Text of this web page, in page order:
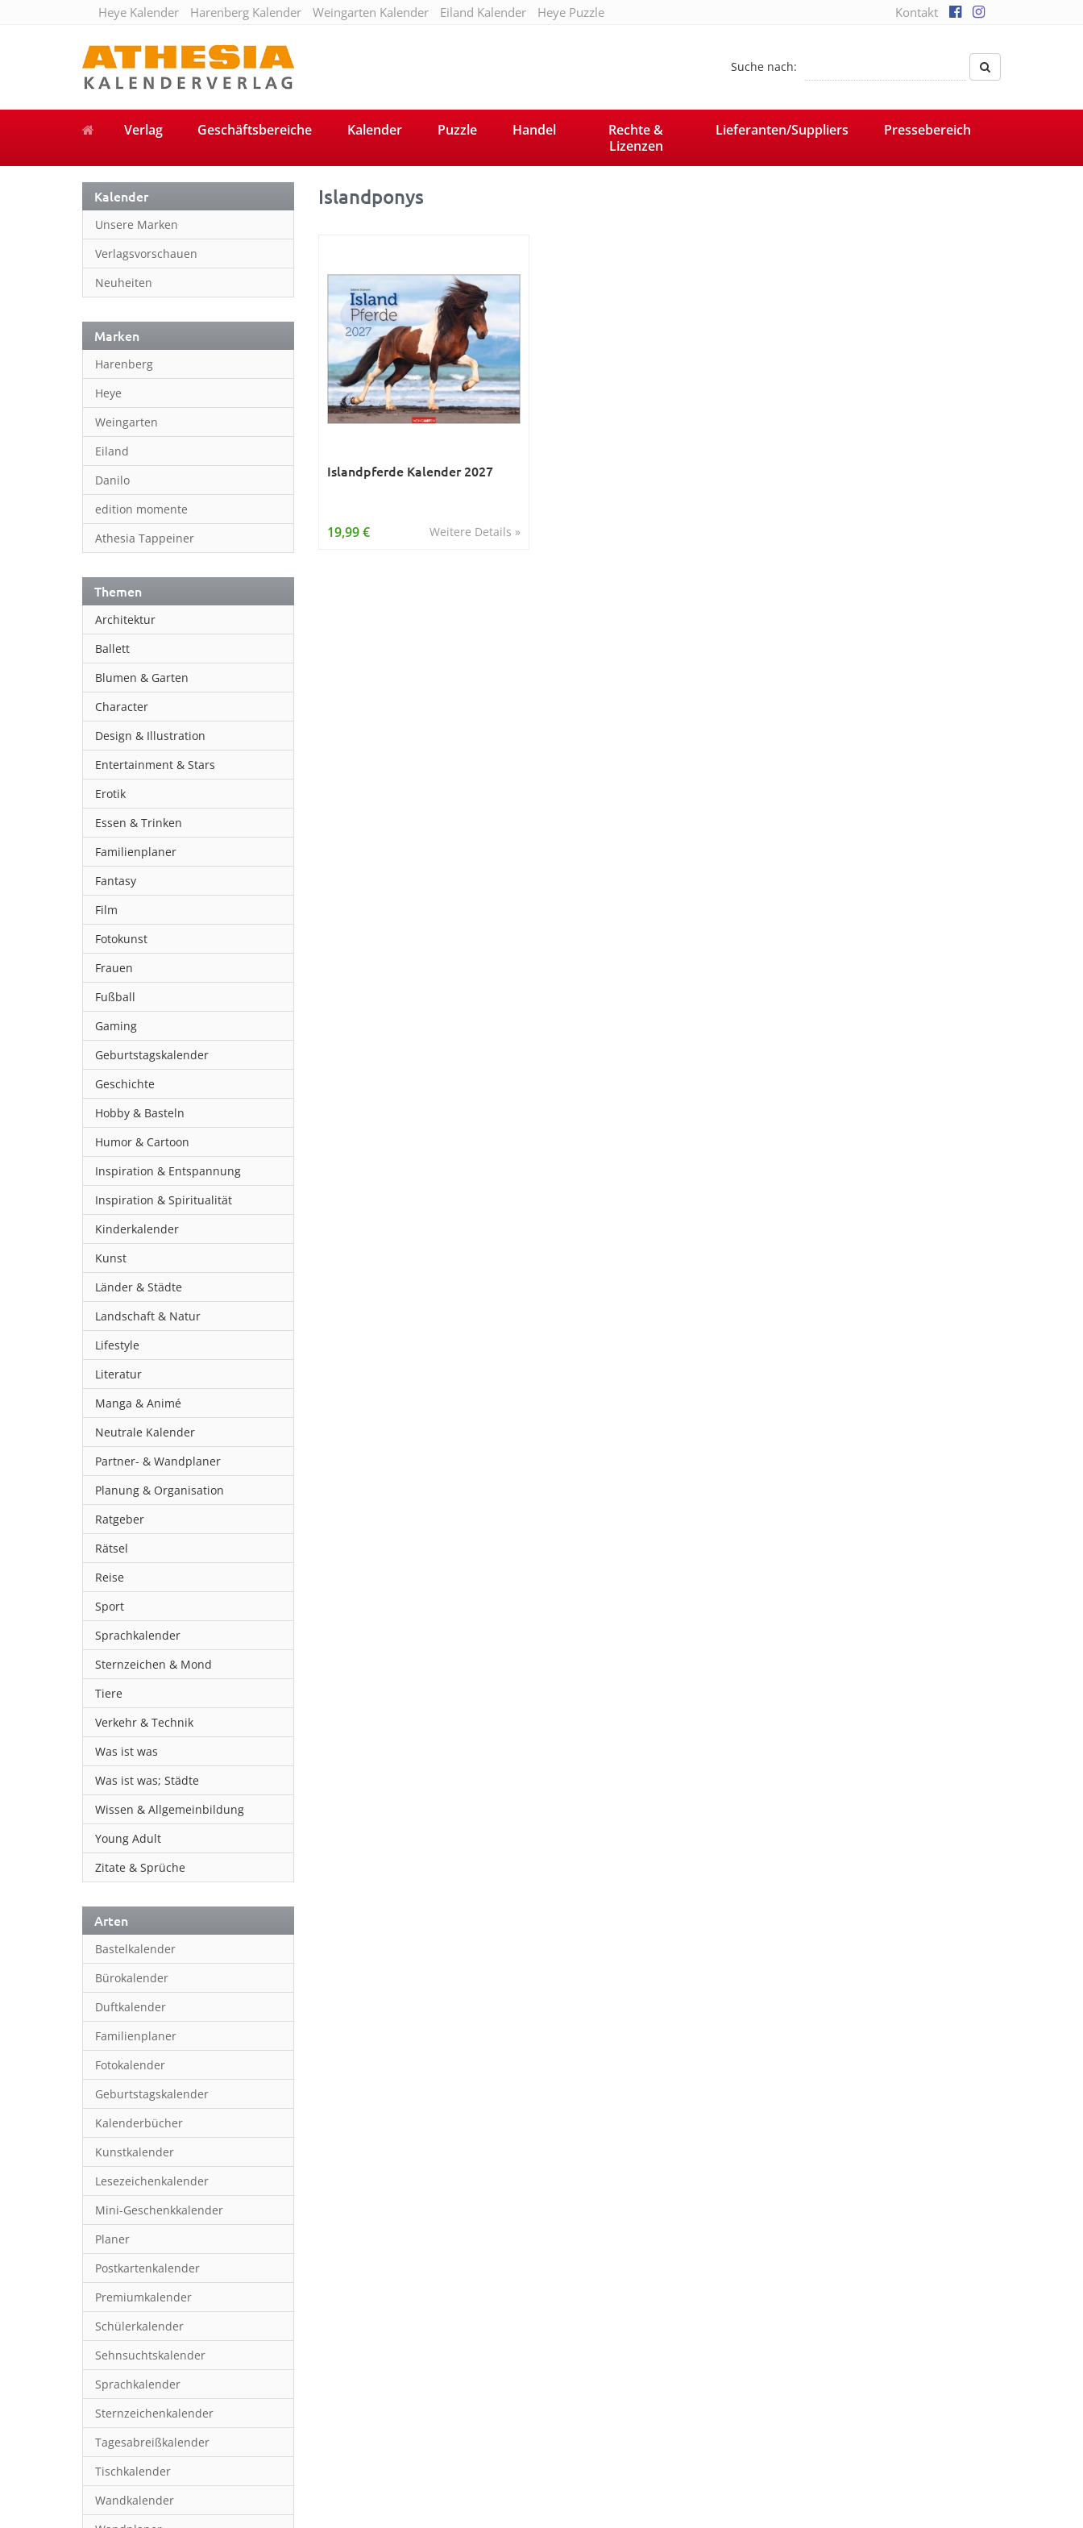
Heye Kalender Harenberg Kalender Weingarten Kalender Eiland Kalender Heye Puzzle Kontakt
Suche nach:
Verlag Geschäftsbereiche Kalender Puzzle Handel
Rechte &
Lizenzen
Lieferanten/Suppliers Pressebereich
Kalender
Unsere Marken
Verlagsvorschauen
Neuheiten
Marken
Harenberg
Heye
Weingarten
Eiland
Danilo
edition momente
Athesia Tappeiner
Themen
Architektur
Ballett
Blumen & Garten
Character
Design & Illustration
Entertainment & Stars
Erotik
Essen & Trinken
Familienplaner
Fantasy
Film
Fotokunst
Frauen
Fußball
Gaming
Geburtstagskalender
Geschichte
Hobby & Basteln
Humor & Cartoon
Inspiration & Entspannung
Inspiration & Spiritualität
Kinderkalender
Kunst
Länder & Städte
Landschaft & Natur
Lifestyle
Literatur
Manga & Animé
Neutrale Kalender
Partner- & Wandplaner
Planung & Organisation
Ratgeber
Rätsel
Reise
Sport
Sprachkalender
Sternzeichen & Mond
Tiere
Verkehr & Technik
Was ist was
Was ist was; Städte
Wissen & Allgemeinbildung
Young Adult
Zitate & Sprüche
Arten
Bastelkalender
Bürokalender
Duftkalender
Familienplaner
Fotokalender
Geburtstagskalender
Kalenderbücher
Kunstkalender
Lesezeichenkalender
Mini-Geschenkkalender
Planer
Postkartenkalender
Premiumkalender
Schülerkalender
Sehnsuchtskalender
Sprachkalender
Sternzeichenkalender
Tagesabreißkalender
Tischkalender
Wandkalender
Islandponys
Islandpferde Kalender 2027
Weitere Details »
19,99 €